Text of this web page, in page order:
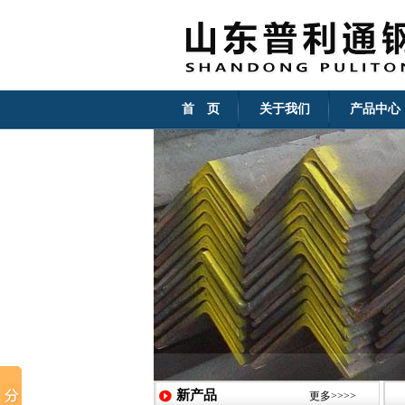
首 页 关于我们 产品中心
新产品 更多>>>>